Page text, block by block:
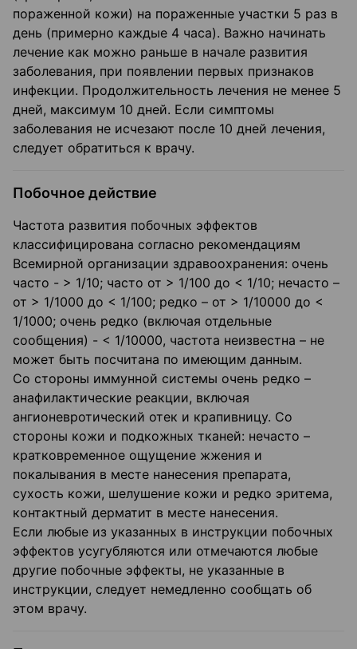
пораженной кожи) на пораженные участки 5 раз в
день (примерно каждые 4 часа). Важно начинать
лечение как можно раньше в начале развития
заболевания, при появлении первых признаков
инфекции. Продолжительность лечения не менее 5
дней, максимум 10 дней. Если симптомы
заболевания не исчезают после 10 дней лечения,
следует обратиться к врачу.
Побочное действие
Частота развития побочных эффектов
классифицирована согласно рекомендациям
Всемирной организации здравоохранения: очень
часто - > 1/10; часто от > 1/100 до < 1/10; нечасто –
от > 1/1000 до < 1/100; редко – от > 1/10000 до <
1/1000; очень редко (включая отдельные
сообщения) - < 1/10000, частота неизвестна – не
может быть посчитана по имеющим данным.
Со стороны иммунной системы очень редко –
анафилактические реакции, включая
ангионевротический отек и крапивницу. Со
стороны кожи и подкожных тканей: нечасто –
кратковременное ощущение жжения и
покалывания в месте нанесения препарата,
сухость кожи, шелушение кожи и редко эритема,
контактный дерматит в месте нанесения.
Если любые из указанных в инструкции побочных
эффектов усугубляются или отмечаются любые
другие побочные эффекты, не указанные в
инструкции, следует немедленно сообщать об
этом врачу.